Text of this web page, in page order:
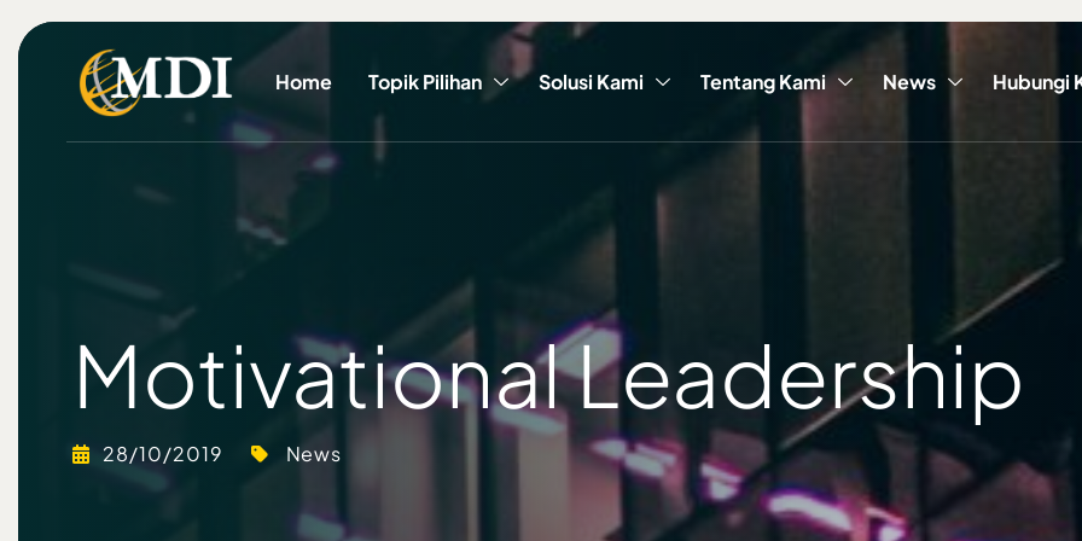
Home Topik Pilihan Solusi Kami Tentang Kami News Hubungi
Motivational Leadership
28/10/2019 News